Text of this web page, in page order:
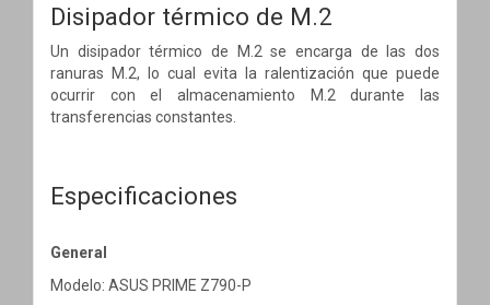
Disipador térmico de M.2
Un disipador térmico de M.2 se encarga de las dos
ranuras M.2, lo cual evita la ralentización que puede
ocurrir con el almacenamiento M.2 durante las
transferencias constantes.
Especificaciones
General
Modelo: ASUS PRIME Z790-P